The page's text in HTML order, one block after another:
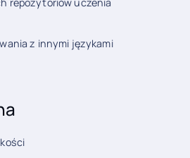
z innymi językami